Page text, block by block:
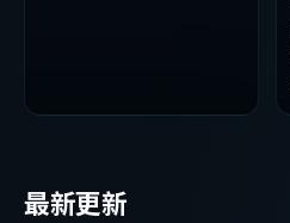
最新更新